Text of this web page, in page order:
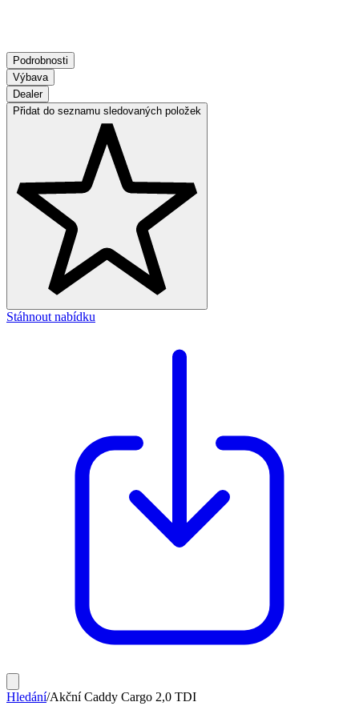
Podrobnosti
Výbava
Dealer
Přidat do seznamu sledovaných položek
Stáhnout nabídku
Hledání/Akční Caddy Cargo 2,0 TDI